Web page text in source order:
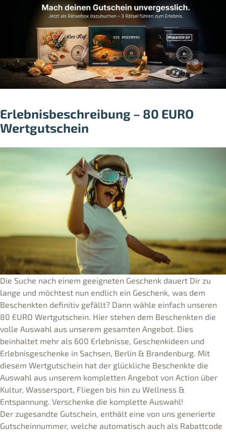
Erlebnisbeschreibung – 80 EURO
Wertgutschein
Die Suche nach einem geeigneten Geschenk dauert Dir zu
lange und möchtest nun endlich ein Geschenk, was dem
Beschenkten definitiv gefällt? Dann wähle einfach unseren
80 EURO Wertgutschein. Hier stehen dem Beschenkten die
volle Auswahl aus unserem gesamten Angebot. Dies
beinhaltet mehr als 600 Erlebnisse, Geschenkideen und
Erlebnisgeschenke in Sachsen, Berlin & Brandenburg. Mit
diesem Wertgutschein hat der glückliche Beschenkte die
Auswahl aus unserem kompletten Angebot von Action über
Kultur, Wassersport, Fliegen bis hin zu Wellness &
Entspannung. Verschenke die komplette Auswahl!
Der zugesandte Gutschein, enthält eine von uns generierte
Gutscheinnummer, welche automatisch auch als Rabattcode